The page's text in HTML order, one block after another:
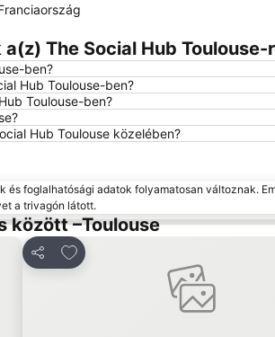
The Social Hub Toulouse-
ben?
Hub Toulouse-ben?
Toulouse-ben?
Hub Toulouse közelében?
és foglalhatósági adatok folyamatosan változnak.
a trivagón látott.
között –Toulouse
Megosztás
Hozzáadás a kedvencekhez